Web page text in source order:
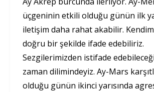
üçgeninin etkili olduğu günün ilk
iletişim daha rahat akabilir.
doğru bir şekilde ifade edebiliriz.
Sezgilerimizden istifade
zaman dilimindeyiz. Ay-Mars
olduğu günün ikinci yarısında